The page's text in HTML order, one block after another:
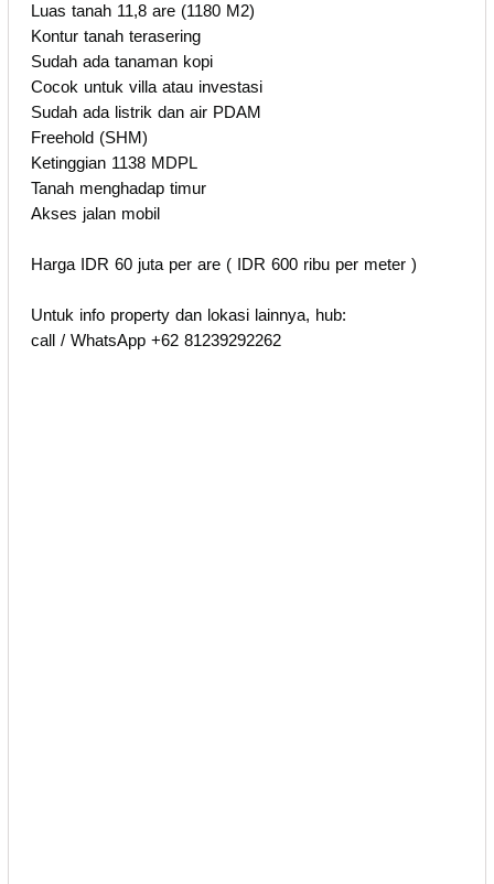
Luas tanah 11,8 are (1180 M2)
Kontur tanah terasering
Sudah ada tanaman kopi
Cocok untuk villa atau investasi
Sudah ada listrik dan air PDAM
Freehold (SHM)
Ketinggian 1138 MDPL
Tanah menghadap timur
Akses jalan mobil
Harga IDR 60 juta per are ( IDR 600 ribu per meter )
Untuk info property dan lokasi lainnya, hub:
call / WhatsApp +62 81239292262